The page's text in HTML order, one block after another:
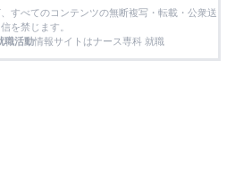
すべてのコンテンツの無断複写・転載・公衆送
信を禁じます。
職活動情報サイトはナース専科 就職